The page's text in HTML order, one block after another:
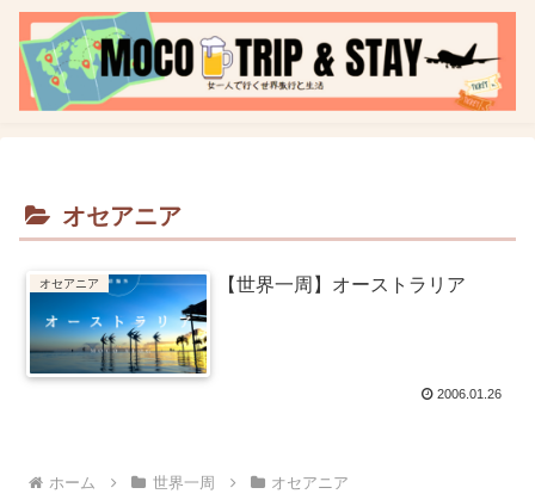
オセアニア
オセアニア 【世界一周】オーストラリア
2006.01.26
ホーム 世界一周 オセアニア